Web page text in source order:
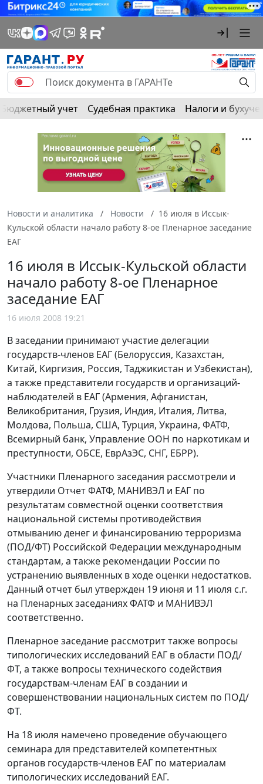
Бюджетный учет Судебная практика Налоги и
Новости и аналитика Новости
16 июля в Иссык-
Кульской области начало работу 8-ое Пленарное заседание
ЕАГ
16 июля в Иссык-Кульской области
начало работу 8-ое Пленарное
заседание ЕАГ
16 июля 2008 19:21
В заседании принимают участие делегации
государств-членов ЕАГ (Белоруссия, Казахстан,
Китай, Киргизия, Россия, Таджикистан и Узбекистан),
а также представители государств и организаций-
наблюдателей в ЕАГ (Армения, Афганистан,
Великобритания, Грузия, Индия, Италия, Литва,
Молдова, Польша, США, Турция, Украина, ФАТФ,
Всемирный банк, Управление ООН по наркотикам и
преступности, ОБСЕ, ЕврАзЭС, СНГ, ЕБРР).
Участники Пленарного заседания рассмотрели и
утвердили Отчет ФАТФ, МАНИВЭЛ и ЕАГ по
результатам совместной оценки соответствия
национальной системы противодействия
отмыванию денег и финансированию терроризма
(ПОД/ФТ) Российской Федерации международным
стандартам, а также рекомендации России по
устранению выявленных в ходе оценки недостатков.
Данный отчет был утвержден 19 июня и 11 июля с.г.
на Пленарных заседаниях ФАТФ и МАНИВЭЛ
соответственно.
Пленарное заседание рассмотрит также вопросы
типологических исследований ЕАГ в области ПОД/
ФТ, а также вопросы технического содействия
государствам-членам ЕАГ в создании и
совершенствовании национальных систем по ПОД/
ФТ.
На 18 июля намечено проведение обучающего
семинара для представителей компетентных
органов государств-членов ЕАГ по материалам
типологических исследований ЕАГ.